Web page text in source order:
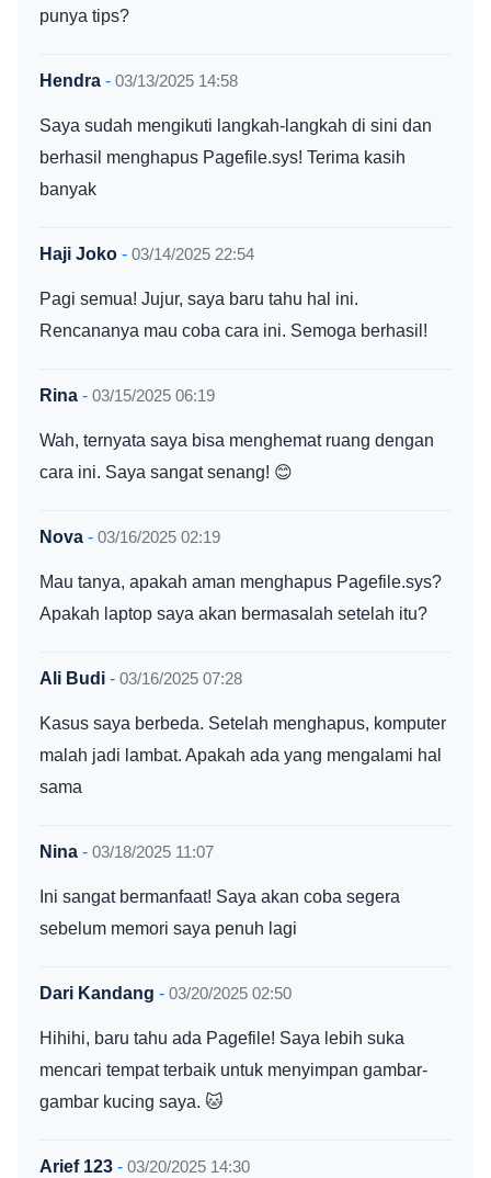
punya tips?
Hendra - 03/13/2025 14:58
Saya sudah mengikuti langkah-langkah di sini dan
berhasil menghapus Pagefile.sys! Terima kasih
banyak
Haji Joko - 03/14/2025 22:54
Pagi semua! Jujur, saya baru tahu hal ini.
Rencananya mau coba cara ini. Semoga berhasil!
Rina - 03/15/2025 06:19
Wah, ternyata saya bisa menghemat ruang dengan
cara ini. Saya sangat senang! 😊
Nova - 03/16/2025 02:19
Mau tanya, apakah aman menghapus Pagefile.sys?
Apakah laptop saya akan bermasalah setelah itu?
Ali Budi - 03/16/2025 07:28
Kasus saya berbeda. Setelah menghapus, komputer
malah jadi lambat. Apakah ada yang mengalami hal
sama
Nina - 03/18/2025 11:07
Ini sangat bermanfaat! Saya akan coba segera
sebelum memori saya penuh lagi
Dari Kandang - 03/20/2025 02:50
Hihihi, baru tahu ada Pagefile! Saya lebih suka
mencari tempat terbaik untuk menyimpan gambar-
gambar kucing saya. 🐱
Arief 123 - 03/20/2025 14:30